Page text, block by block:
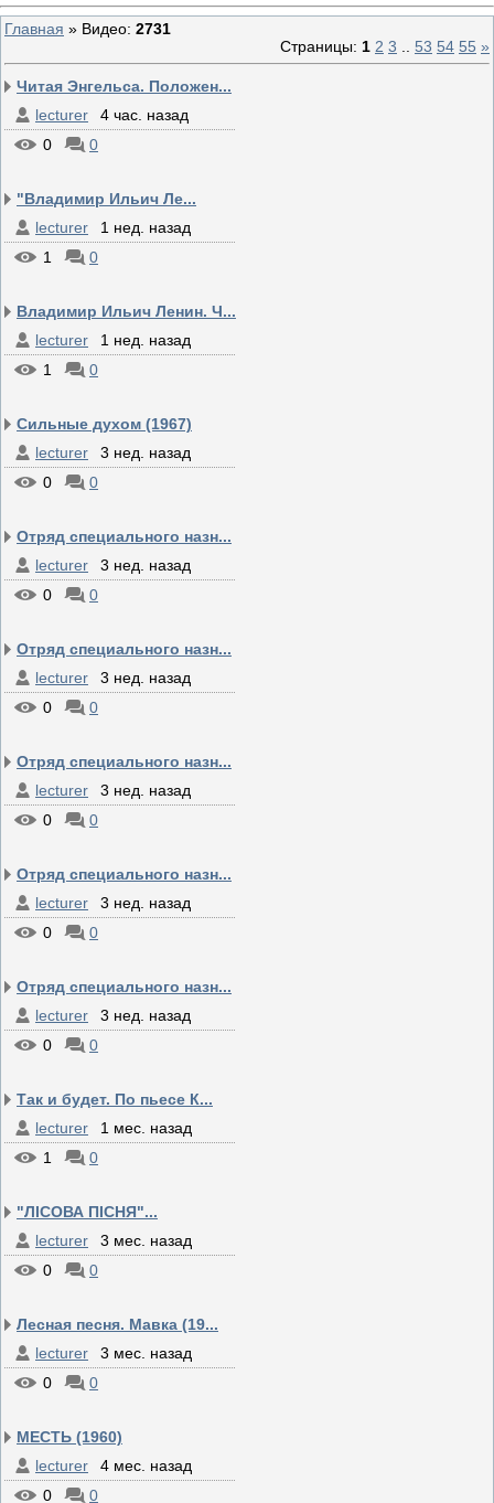
Главная » Видео: 2731
Страницы: 1 2 3 53 54 55 »
Читая Энгельса. Положен...
lecturer
4 час. назад
0
0
"Владимир Ильич Ле...
lecturer
1 нед. назад
1
0
Владимир Ильич Ленин. Ч...
lecturer
1 нед. назад
1
0
Сильные духом (1967)
lecturer
3 нед. назад
0
0
Отряд специального назн...
lecturer
3 нед. назад
0
0
Отряд специального назн...
lecturer
3 нед. назад
0
0
Отряд специального назн...
lecturer
3 нед. назад
0
0
Отряд специального назн...
lecturer
3 нед. назад
0
0
Отряд специального назн...
lecturer
3 нед. назад
0
0
Так и будет. По пьесе К...
lecturer
1 мес. назад
1
0
"ЛІСОВА ПІСНЯ"...
lecturer
3 мес. назад
0
0
Лесная песня. Мавка (19...
lecturer
3 мес. назад
0
0
МЕСТЬ (1960)
lecturer
4 мес. назад
0
0